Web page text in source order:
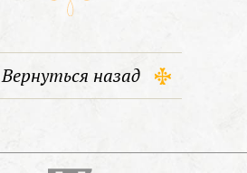
Вернуться назад